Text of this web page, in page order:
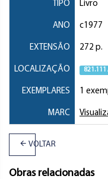
TIPO Livro
ANO c1977
EXTENSÃO 272 p.
LOCALIZAÇÃO 821.111
EXEMPLARES 1
MARC
VOLTAR
Obras relacionadas